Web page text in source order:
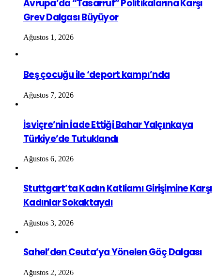
Avrupa’da “Tasarruf” Politikalarına Karşı
Grev Dalgası Büyüyor
Ağustos 1, 2026
Beş çocuğu ile ‘deport kampı’nda
Ağustos 7, 2026
İsviçre’nin İade Ettiği Bahar Yalçınkaya
Türkiye’de Tutuklandı
Ağustos 6, 2026
Stuttgart’ta Kadın Katliamı Girişimine Karşı
Kadınlar Sokaktaydı
Ağustos 3, 2026
Sahel’den Ceuta’ya Yönelen Göç Dalgası
Ağustos 2, 2026